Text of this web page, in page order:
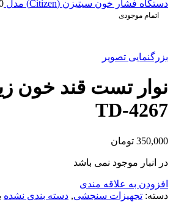
دستگاه فشار خون سیتیزن (Citizen) مدل CH456
اتمام موجودی
بزرگنمایی تصویر
نوار تست قند خون
TD-4267
350,000 تومان
در انبار موجود نمی باشد
افزودن به علاقه مندی
دسته: تجهیزات سنجشی, دسته بندی نشده